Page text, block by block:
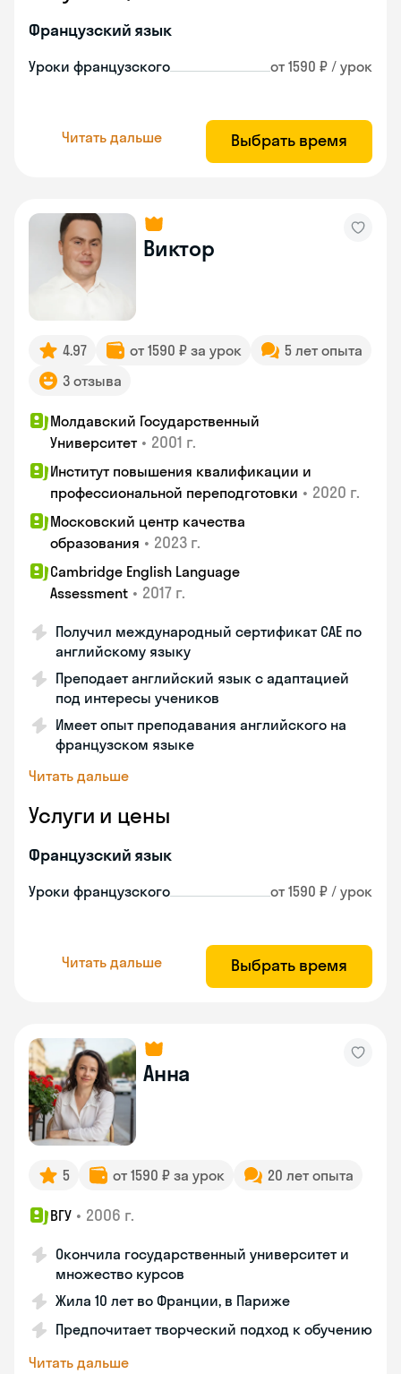
Французский язык
Уроки французского от 1590 ₽ / урок
Читать дальше Выбрать время
Виктор
4.97 от 1590 ₽ за урок
5 лет опыта
3 отзыва
Молдавский Государственный
Университет • 2001 г.
Институт повышения квалификации и
профессиональной переподготовки • 2020 г.
Московский центр качества
образования • 2023 г.
Cambridge English Language
Assessment • 2017 г.
Получил международный сертификат CAE по
английскому языку
Преподает английский язык с адаптацией
под интересы учеников
Имеет опыт преподавания английского на
французском языке
Читать дальше
Услуги и цены
Французский язык
Уроки французского от 1590 ₽ / урок
Читать дальше Выбрать время
Анна
5 от 1590 ₽ за урок 20 лет опыта
ВГУ • 2006 г.
Окончила государственный университет и
множество курсов
Жила 10 лет во Франции, в Париже
Предпочитает творческий подход к обучению
Читать дальше